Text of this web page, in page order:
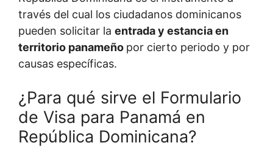
través del cual los ciudadanos dominicanos
pueden solicitar la entrada y estancia en
territorio panameño por cierto periodo y por
causas específicas.
¿Para qué sirve el Formulario
de Visa para Panamá en
República Dominicana?